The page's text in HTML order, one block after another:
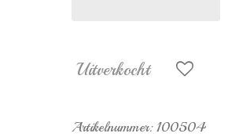
Uitverkocht
Artikelnummer: 100504